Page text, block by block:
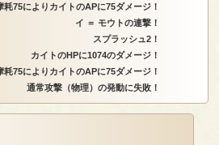
耗75によりカイトのAPに75ダメージ！
イ ＝ モウトの連撃！
スプラッシュ2！
カイトのHPに1074のダメージ！
耗75によりカイトのAPに75ダメージ！
通常攻撃（物理）の発動に失敗！